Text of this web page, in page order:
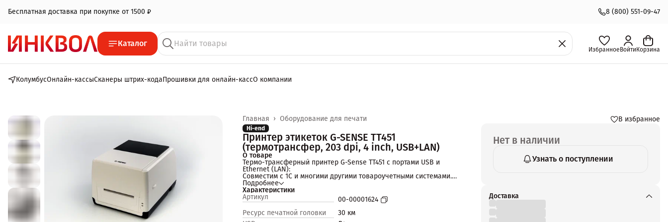
Бесплатная доставка при покупке от 1500 ₽ 8 (800) 551-09-47
Каталог
Избранное Войти Корзина
КолумбусОнлайн-кассыСканеры штрих-кодаПрошивки для онлайн-кассО компании
Оборудование для печати
Главная ›
Hi-end
Принтер этикеток G-SENSE TT451
(термотрансфер, 203 dpi, 4 inch, USB+LAN)
О товаре
Термо-трансферный принтер G-Sense ТТ451 с портами USB и
Ethernet (LAN):
Совместим с 1С и многими другими товароучетными системами.
Конструкция с двумя двигателями.
Высокая скорость печати 127 мм/с.
Большая емкость ленты риббона до 300 м,
Подробнее
Характеристики
Артикул
00-00001624
Ресурс печатной головки
30 км
В избранное
Нет в наличии
Узнать о поступлении
Доставка